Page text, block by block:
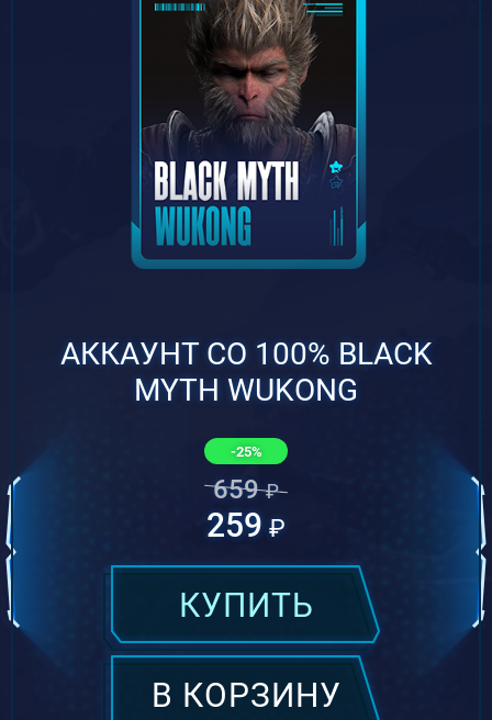
АККАУНТ СО 100% BLACK
MYTH WUKONG
-25%
659 ₽
259 ₽
КУПИТЬ
В КОРЗИНУ